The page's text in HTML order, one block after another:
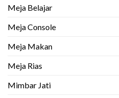
Meja Belajar
Meja Console
Meja Makan
Meja Rias
Mimbar Jati